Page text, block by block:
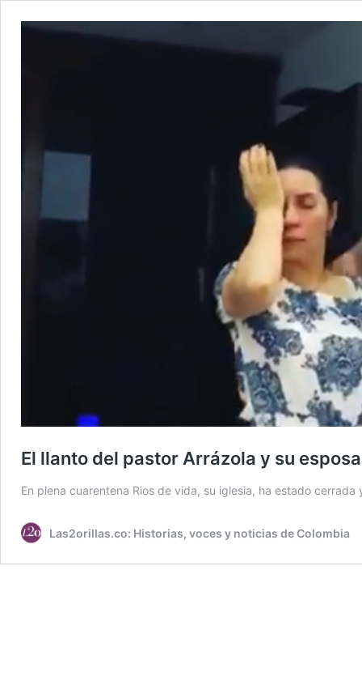
El llanto del pastor Arrázola y su
En plena cuarentena Rios de vida, su iglesia, ha estado
Las2orillas.co: Historias, voces y noticias de Colombia